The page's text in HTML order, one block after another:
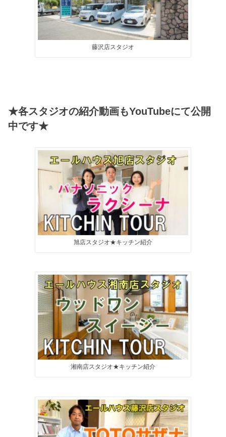
藤沢店スタジオ
★各スタジオの紹介動画もYouTubeにて公開
中です★
旭店スタジオ★キッチン紹介
湘南店スタジオ★キッチン紹介